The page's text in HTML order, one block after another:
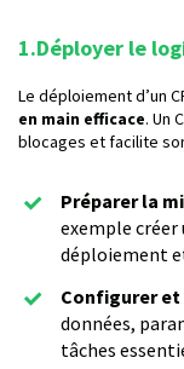
1.Déployer le
Le déploiement d’un
en main efficace. Un
blocages et facilite
Préparer la
exemple
déploiement
Configurer et
données,
tâches